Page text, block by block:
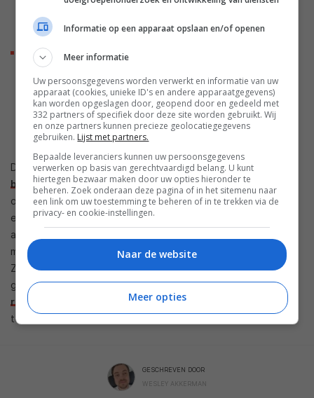
NAS. Dit scheelt maandelijks in de kosten, aangezien je
niet voor cloudopslag betaalt.
Hoeveel functies heb ik echt nodig?
abonnementen gaat lezen, check dan ook meteen welke
functies er achter een betaalmuur zitten. Fabrikanten
kunnen mooi adverteren met ‘pakketherkenning’, maar
soms is die alleen beschikbaar wanneer je maandelijks
extra geld ophoest.
Daarnaast is het altijd de vraag of je moet gaan voor een
bedrade of draadloze deurbel . Daar vertellen we je alles
over in een eerder gepubliceerd artikel, waarin we de voor-
en nadelen van beide varianten op een rijtje zetten. En als je
alvast een indruk wil krijgen van hoe je een slimme deurbel
moet installeren, dan staatdit artikel voor je klaar
Zodoende kun je je perfect voorbereiden op wat er komen
gaat en hoe je te werk moet gaan. Lees ook vooralonze
reviews
achtergrondartikelen
om op de hoogte
te blijven van al het smarthomenieuws.
GESCHREVEN DOOR
WESLEY AKKERMAN
Informatie op een apparaat opslaan en/of openen
Meer informatie
Uw persoonsgegevens worden verwerkt en informatie van uw
apparaat (cookies, unieke ID's en andere apparaatgegevens)
kan worden opgeslagen door, geopend door en gedeeld met
332 partners of specifiek door deze site worden gebruikt. Wij
en onze partners kunnen precieze geolocatiegegevens
gebruiken. Lijst met partners.
Bepaalde leveranciers kunnen uw persoonsgegevens
verwerken op basis van gerechtvaardigd belang. U kunt
hiertegen bezwaar maken door uw opties hieronder te
beheren. Zoek onderaan deze pagina of in het sitemenu naar
een link om uw toestemming te beheren of in te trekken via de
privacy- en cookie-instellingen.
Naar de website
Meer opties